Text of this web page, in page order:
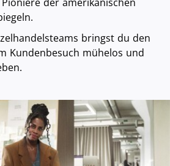
bringst du den
Kundenbesuch mühelos und